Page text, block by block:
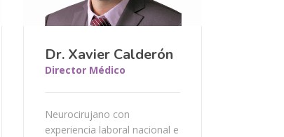
Dr. Xavier Calderón
Director Médico
Neurocirujano con
experiencia laboral nacional e